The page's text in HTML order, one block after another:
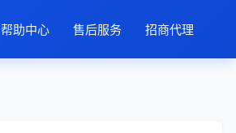
帮助中心 售后服务 招商代理